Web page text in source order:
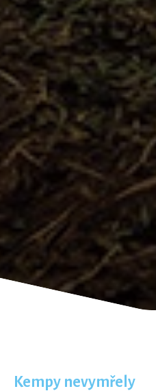
Kempy nevymřely